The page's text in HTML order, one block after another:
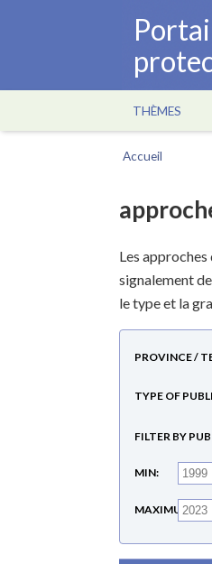
Main
navigation
THÈMES
Accueil
Les
signalement
le type et la
PROVINCE /
TYPE OF
FILTER BY
MIN
MAXIMUM